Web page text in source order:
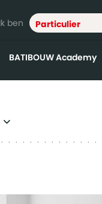
Ik ben Particulier
BATIBOUW Academy